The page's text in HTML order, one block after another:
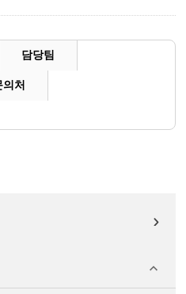
담당팀
의처